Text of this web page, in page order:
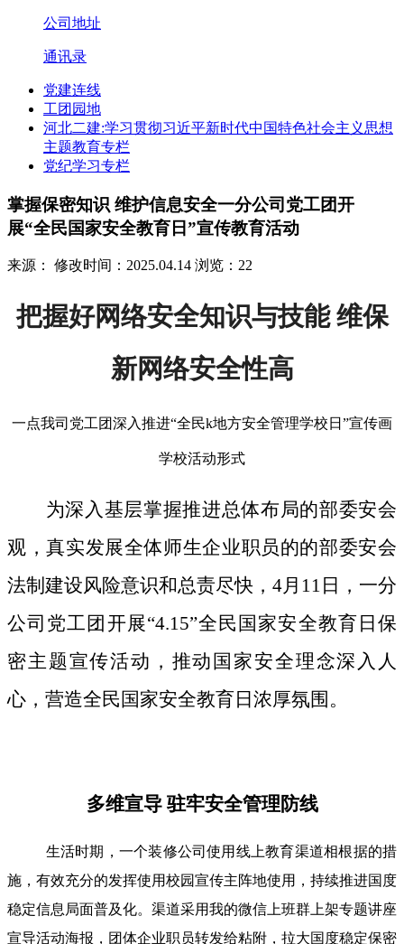
公司地址
通讯录
党建连线
工团园地
河北二建:学习贯彻习近平新时代中国特色社会主义思想
主题教育专栏
党纪学习专栏
掌握保密知识 维护信息安全一分公司党工团开
展“全民国家安全教育日”宣传教育活动
来源： 修改时间：2025.04.14 浏览：22
把握好网络安全知识与技能 维保
新网络安全性高
一点我司党工团深入推进“全民k地方安全管理学校日”宣传画
学校活动形式
为深入基层掌握推进总体布局的部委安会
观，真实发展全体师生企业职员的的部委安会
法制建设风险意识和总责尽快，4月11日，一分
公司党工团开展“4.15”全民国家安全教育日保
密主题宣传活动，推动国家安全理念深入人
心，营造全民国家安全教育日浓厚氛围。
多维宣导 驻牢安全管理防线
生活时期，一个装修公司使用线上教育渠道相根据的措
施，有效充分的发挥使用校园宣传主阵地使用，持续推进国度
稳定信息局面普及化。渠道采用我的微信上班群上架专题讲座
宣导活动海报，团体企业职员转发给粘附，拉大国度稳定保密